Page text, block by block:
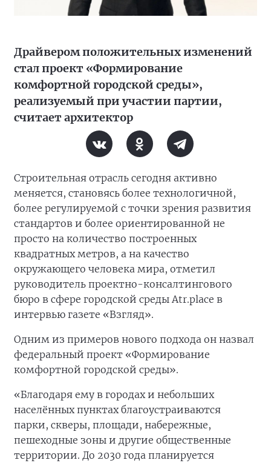
Драйвером положительных изменений
стал проект «Формирование
комфортной городской среды»,
реализуемый при участии партии,
считает архитектор
Строительная отрасль сегодня активно
меняется, становясь более технологичной,
более регулируемой с точки зрения развития
стандартов и более ориентированной не
просто на количество построенных
квадратных метров, а на качество
окружающего человека мира, отметил
руководитель проектно-консалтингового
бюро в сфере городской среды Atr.place в
интервью газете «Взгляд».
Одним из примеров нового подхода он назвал
федеральный проект «Формирование
комфортной городской среды».
«Благодаря ему в городах и небольших
населённых пунктах благоустраиваются
парки, скверы, площади, набережные,
пешеходные зоны и другие общественные
территории. До 2030 года планируется